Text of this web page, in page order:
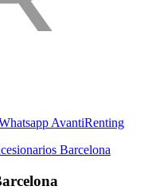
Barcelona